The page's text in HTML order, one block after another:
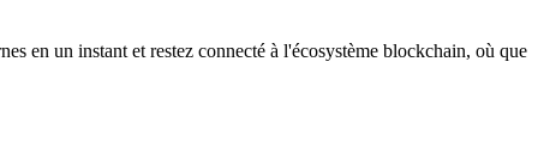
en un instant et restez connecté à l'écosystème blockchain, où que